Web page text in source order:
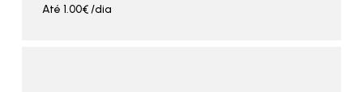
Até 1.00€/dia